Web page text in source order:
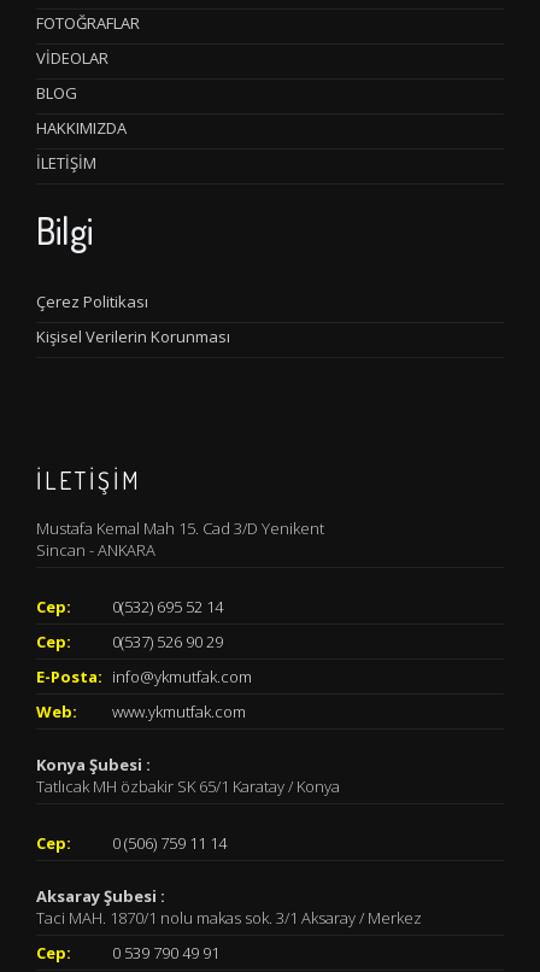
FOTOĞRAFLAR
VİDEOLAR
BLOG
HAKKIMIZDA
İLETİŞİM
Bilgi
Çerez Politikası
Kişisel Verilerin Korunması
İLETİŞİM
Mustafa Kemal Mah 15. Cad 3/D Yenikent
Sincan - ANKARA
Cep:
0(532) 695 52 14
Cep:
0(537) 526 90 29
E-Posta: info@ykmutfak.com
Web:
www.ykmutfak.com
Konya Şubesi :
Tatlıcak MH özbakir SK 65/1 Karatay / Konya
Cep: 0 (506) 759 11 14
Aksaray Şubesi :
Taci MAH. 1870/1 nolu makas sok. 3/1 Aksaray / Merkez
Cep:
0 539 790 49 91